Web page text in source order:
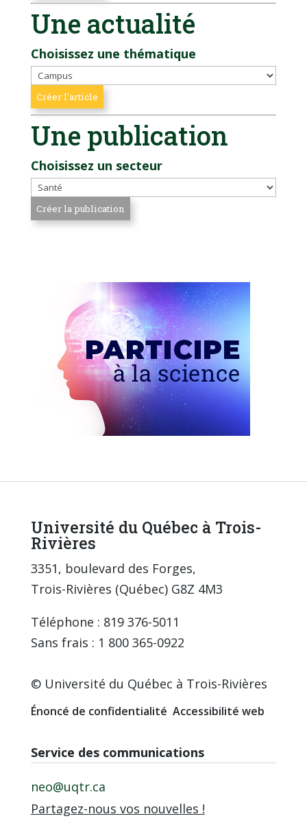
Une actualité
Choisissez une thématique
Une publication
Choisissez un secteur
Université du Québec à Trois-
Rivières
3351, boulevard des Forges,
Trois-Rivières (Québec) G8Z 4M3
Téléphone : 819 376-5011
Sans frais : 1 800 365-0922
© Université du Québec à Trois-Rivières
Énoncé de confidentialité Accessibilité web
Service des communications
neo@uqtr.ca
Partagez-nous vos nouvelles !